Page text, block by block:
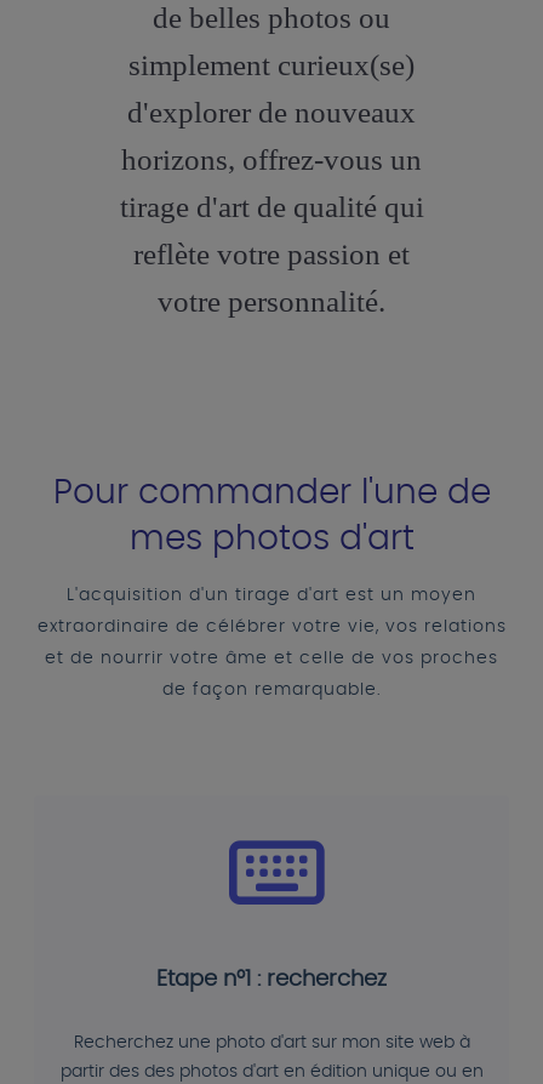
de belles photos ou
simplement curieux(se)
d'explorer de nouveaux
horizons, offrez-vous un
tirage d'art de qualité qui
reflète votre passion et
votre personnalité.
Pour commander l'une de
mes photos d'art
L'acquisition d'un tirage d'art est un moyen
extraordinaire de célébrer votre vie, vos relations
et de nourrir votre âme et celle de vos proches
de façon remarquable.
Etape n°1 : recherchez
Recherchez une photo d'art sur mon site web à
partir des des photos d'art en édition unique ou en